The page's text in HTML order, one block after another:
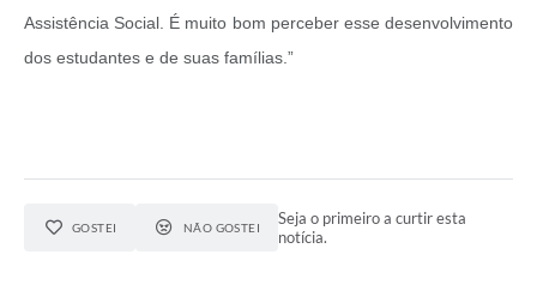
Assistência Social. É muito bom perceber esse desenvolvimento
dos estudantes e de suas famílias.”
GOSTEI NÃO GOSTEI
Seja o primeiro a curtir esta
notícia.